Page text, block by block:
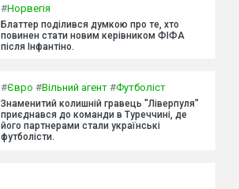
#Норвегія
Блаттер поділився думкою про те, хто
повинен стати новим керівником ФІФА
після Інфантіно.
#Євро #Вільний агент #Футболіст
Знаменитий колишній гравець "Ліверпуля"
приєднався до команди в Туреччині, де
його партнерами стали українські
футболісти.